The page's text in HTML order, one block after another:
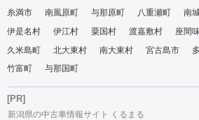
糸満市
南風原町 与那原町 八重瀬町 南
伊是名村
伊江村 粟国村 渡嘉敷村 座間
久米島町
北大東村 南大東村 宮古島市
竹富町
与那国町
[PR]
新潟県の中古車情報サイト くるまる